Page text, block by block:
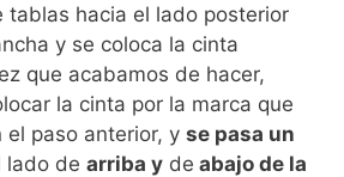
tablas hacia el lado posterior
y se coloca la cinta
que acabamos de hacer,
la cinta por la marca que
el paso anterior, y se pasa un
lado de arriba y de abajo de la